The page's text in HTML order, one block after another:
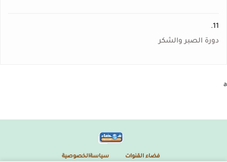
11.
دورة الصبر والشكر
a
فضاء القنوات سياسةالخصوصية